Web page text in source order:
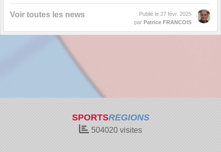
Voir toutes les news Publié le 27 févr. 2025
par Patrice FRANCOIS
SPORTSREGIONS
504020 visites